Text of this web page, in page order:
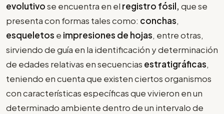
evolutivose encuentra en el registro fósil, que se
presenta con formas tales como: conchas,
esqueletos e impresiones de hojas, entre otras,
sirviendo de guía en la identificación y determinación
de edades relativas en secuencias estratigráficas,
teniendo en cuenta que existen ciertos organismos
con características específicas que vivieron en un
determinado ambiente dentro de un intervalo de